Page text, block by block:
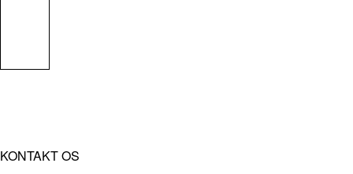
KONTAKT OS